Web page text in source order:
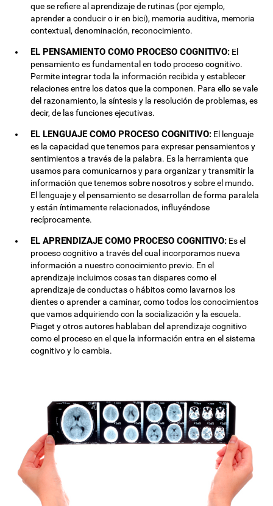
que se refiere al aprendizaje de rutinas (por ejemplo,
aprender a conducir o ir en bici), memoria auditiva, memoria
contextual, denominación, reconocimiento.
EL PENSAMIENTO COMO PROCESO COGNITIVO: El
pensamiento es fundamental en todo proceso cognitivo.
Permite integrar toda la información recibida y establecer
relaciones entre los datos que la componen. Para ello se vale
del razonamiento, la síntesis y la resolución de problemas, es
decir, de las funciones ejecutivas.
EL LENGUAJE COMO PROCESO COGNITIVO: El lenguaje
es la capacidad que tenemos para expresar pensamientos y
sentimientos a través de la palabra. Es la herramienta que
usamos para comunicarnos y para organizar y transmitir la
información que tenemos sobre nosotros y sobre el mundo.
El lenguaje y el pensamiento se desarrollan de forma paralela
y están íntimamente relacionados, influyéndose
recíprocamente.
EL APRENDIZAJE COMO PROCESO COGNITIVO: Es el
proceso cognitivo a través del cual incorporamos nueva
información a nuestro conocimiento previo. En el
aprendizaje incluimos cosas tan dispares como el
aprendizaje de conductas o hábitos como lavarnos los
dientes o aprender a caminar, como todos los conocimientos
que vamos adquiriendo con la socialización y la escuela.
Piaget y otros autores hablaban del aprendizaje cognitivo
como el proceso en el que la información entra en el sistema
cognitivo y lo cambia.